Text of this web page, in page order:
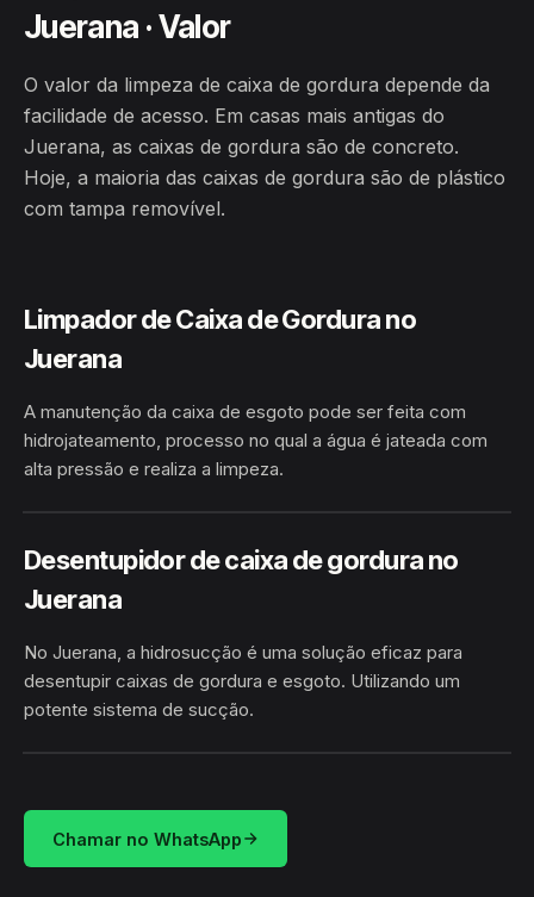
Juerana · Valor
O valor da limpeza de caixa de gordura depende da
facilidade de acesso. Em casas mais antigas do
Juerana, as caixas de gordura são de concreto.
Hoje, a maioria das caixas de gordura são de plástico
com tampa removível.
Limpador de Caixa de Gordura no
Juerana
A manutenção da caixa de esgoto pode ser feita com
hidrojateamento, processo no qual a água é jateada com
alta pressão e realiza a limpeza.
HIDROJATEAMENTO JUERANA · CARAVELAS/BA
Desentupidor de caixa de gordura no
Juerana
No Juerana, a hidrosucção é uma solução eficaz para
desentupir caixas de gordura e esgoto. Utilizando um
potente sistema de sucção.
HIDROSUCÇÃO
Chamar no WhatsApp